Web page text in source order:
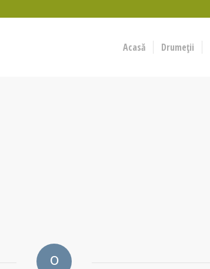
Acasă Drumeții
0